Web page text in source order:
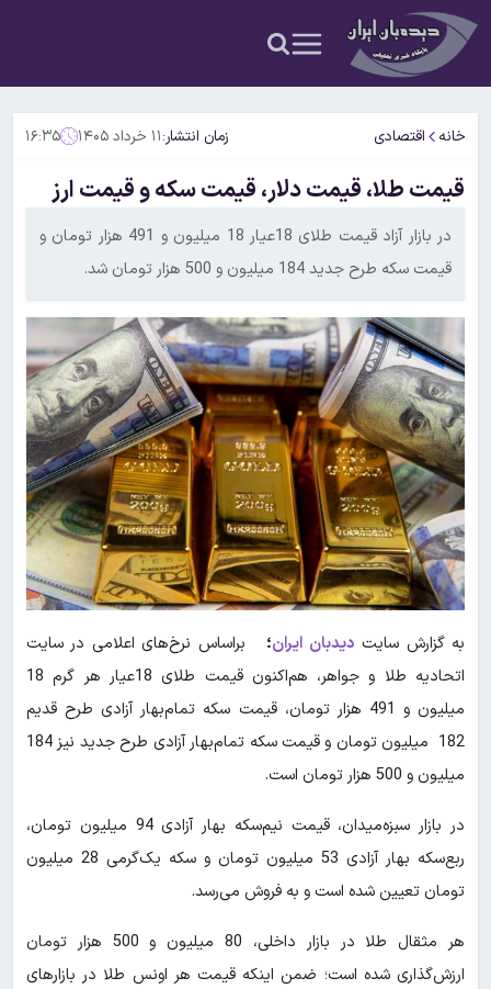
خانه اقتصادی زمان انتشار:۱۱ خرداد ۱۴۰۵ ۱۶:۳۵
قیمت طلا، قیمت دلار، قیمت سکه و قیمت ارز
در بازار آزاد قیمت طلای 18عیار 18 میلیون و 491 هزار تومان و
قیمت سکه طرح جدید 184 میلیون و 500 هزار تومان شد.
به گزارش سایت دیدبان ایران؛ براساس نرخ‌های اعلامی در سایت
اتحادیه طلا و جواهر، هم‌اکنون قیمت طلای 18عیار هر گرم 18
میلیون و 491 هزار تومان، قیمت سکه تمام‌بهار آزادی طرح قدیم
182 میلیون تومان و قیمت سکه تمام‌بهار آزادی طرح جدید نیز 184
میلیون و 500 هزار تومان است.
در بازار سبزه‌‌میدان، قیمت نیم‌سکه بهار آزادی 94 میلیون تومان،
ربع‌سکه بهار آزادی 53 میلیون تومان و سکه یک‌گرمی 28 میلیون
تومان تعیین شده است و به فروش می‌رسد.
هر مثقال طلا در بازار داخلی، 80 میلیون و 500 هزار تومان
ارزش‌گذاری شده است؛ ضمن اینکه قیمت هر اونس طلا در بازارهای